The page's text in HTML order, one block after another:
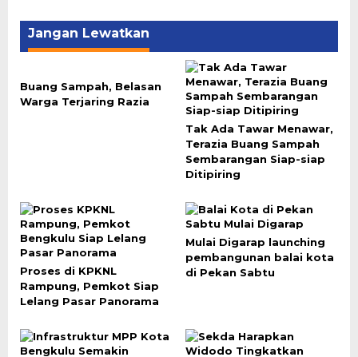
Jangan Lewatkan
Buang Sampah, Belasan
Warga Terjaring Razia
Tak Ada Tawar Menawar,
Terazia Buang Sampah
Sembarangan Siap-siap
Ditipiring
Proses di KPKNL
Rampung, Pemkot Siap
Lelang Pasar Panorama
Mulai Digarap launching
pembangunan balai kota
di Pekan Sabtu